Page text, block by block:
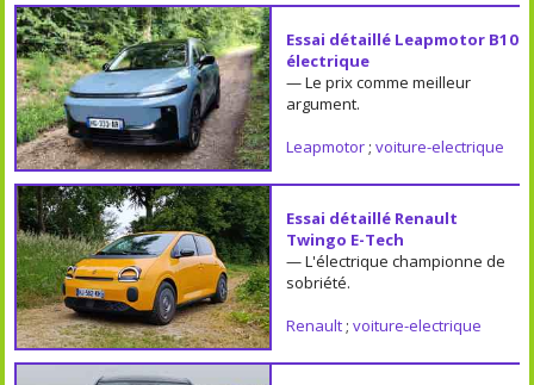
Essai détaillé Leapmotor B10
électrique
— Le prix comme meilleur
argument.
Leapmotor; voiture-electrique
Essai détaillé Renault
Twingo E-Tech
— L'électrique championne de
sobriété.
Renault; voiture-electrique